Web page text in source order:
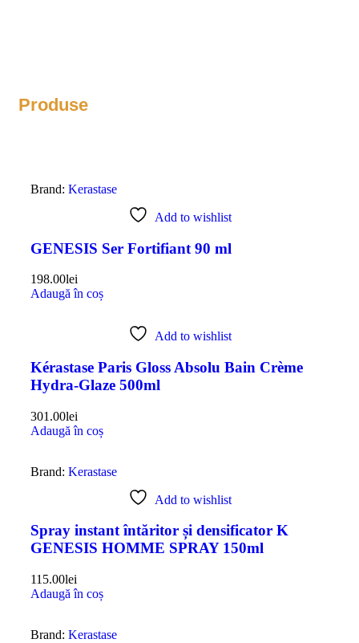
Produse
Brand: Kerastase
Add to wishlist
GENESIS Ser Fortifiant 90 ml
198.00lei
Adaugă în coș
Add to wishlist
Kérastase Paris Gloss Absolu Bain Crème
Hydra-Glaze 500ml
301.00lei
Adaugă în coș
Brand: Kerastase
Add to wishlist
Spray instant întăritor și densificator K
GENESIS HOMME SPRAY 150ml
115.00lei
Adaugă în coș
Brand: Kerastase